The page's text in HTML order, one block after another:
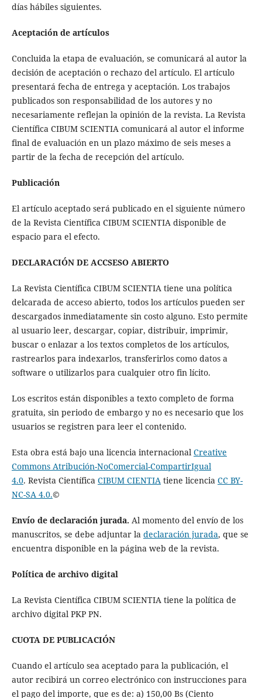
días hábiles siguientes.
Aceptación de artículos
Concluida la etapa de evaluación, se comunicará al autor la
decisión de aceptación o rechazo del artículo. El artículo
presentará fecha de entrega y aceptación. Los trabajos
publicados son responsabilidad de los autores y no
necesariamente reflejan la opinión de la revista. La Revista
Científica CIBUM SCIENTIA comunicará al autor el informe
final de evaluación en un plazo máximo de seis meses a
partir de la fecha de recepción del artículo.
Publicación
El artículo aceptado será publicado en el siguiente número
de la Revista Científica CIBUM SCIENTIA disponible de
espacio para el efecto.
DECLARACIÓN DE ACCSESO ABIERTO
La Revista Científica CIBUM SCIENTIA tiene una política
delcarada de acceso abierto, todos los artículos pueden ser
descargados inmediatamente sin costo alguno. Esto permite
al usuario leer, descargar, copiar, distribuir, imprimir,
buscar o enlazar a los textos completos de los artículos,
rastrearlos para indexarlos, transferirlos como datos a
software o utilizarlos para cualquier otro fin lícito.
Los escritos están disponibles a texto completo de forma
gratuita, sin periodo de embargo y no es necesario que los
usuarios se registren para leer el contenido.
Esta obra está bajo una licencia internacional Creative
Commons Atribución-NoComercial-CompartirIgual
4.0. Revista Científica CIBUM CIENTIAtiene licencia CC BY-
NC-SA 4.0.©
Envío de declaración jurada. Al momento del envío de los
manuscritos, se debe adjuntar la declaración jurada, que se
encuentra disponible en la página web de la revista.
Política de archivo digital
La Revista Científica CIBUM SCIENTIA tiene la política de
archivo digital PKP PN.
CUOTA DE PUBLICACIÓN
Cuando el artículo sea aceptado para la publicación, el
autor recibirá un correo electrónico con instrucciones para
el pago del importe, que es de: a) 150,00 Bs (Ciento